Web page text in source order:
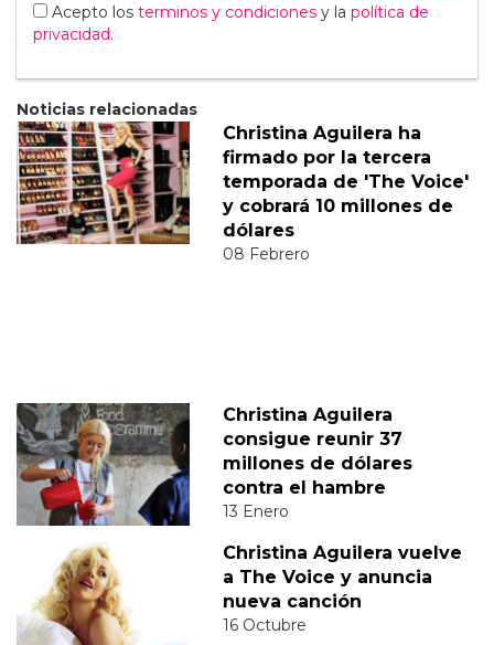
Acepto los terminos y condiciones y la política de
privacidad.
Noticias relacionadas
Christina Aguilera ha
firmado por la tercera
temporada de 'The Voice'
y cobrará 10 millones de
dólares
08 Febrero
Christina Aguilera
consigue reunir 37
millones de dólares
contra el hambre
13 Enero
Christina Aguilera vuelve
a The Voice y anuncia
nueva canción
16 Octubre